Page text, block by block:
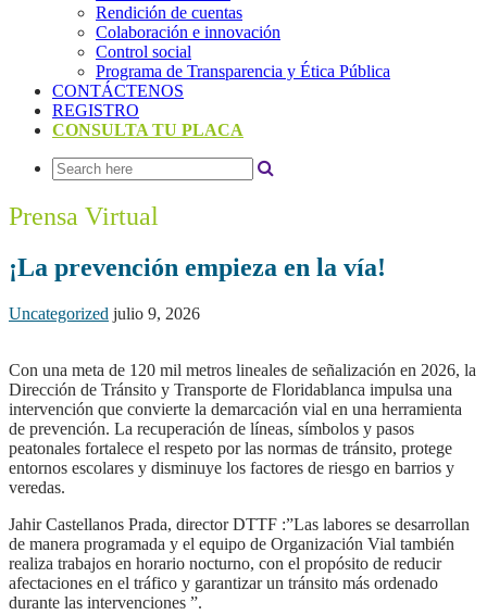
Rendición de cuentas
Colaboración e innovación
Control social
Programa de Transparencia y Ética Pública
CONTÁCTENOS
REGISTRO
CONSULTA TU PLACA
Prensa Virtual
¡La prevención empieza en la vía!
Uncategorized julio 9, 2026
Con una meta de 120 mil metros lineales de señalización en 2026, la
Dirección de Tránsito y Transporte de Floridablanca impulsa una
intervención que convierte la demarcación vial en una herramienta
de prevención. La recuperación de líneas, símbolos y pasos
peatonales fortalece el respeto por las normas de tránsito, protege
entornos escolares y disminuye los factores de riesgo en barrios y
veredas.
Jahir Castellanos Prada, director DTTF :”Las labores se desarrollan
de manera programada y el equipo de Organización Vial también
realiza trabajos en horario nocturno, con el propósito de reducir
afectaciones en el tráfico y garantizar un tránsito más ordenado
durante las intervenciones ”.